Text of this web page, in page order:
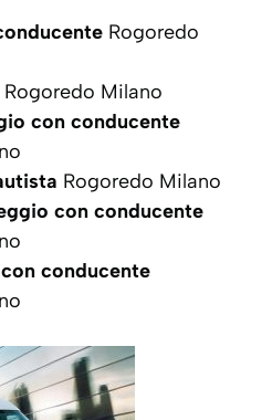
Rogoredo
Rogoredo Milano
con conducente
Rogoredo Milano
con conducente
conducente